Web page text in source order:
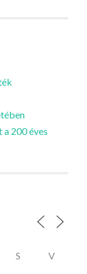
200 éves
S V